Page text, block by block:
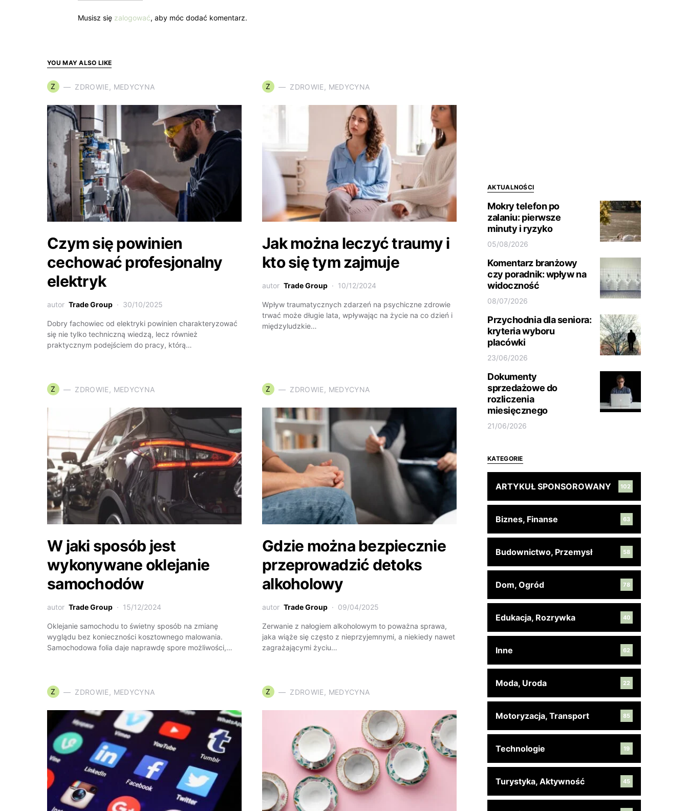
Musisz się zalogować, aby móc dodać komentarz.
YOU MAY ALSO LIKE
Z ZDROWIE, MEDYCYNA
Czym się powinien
cechować profesjonalny
elektryk
autor Trade Group 30/10/2025
Dobry fachowiec od elektryki powinien charakteryzować
się nie tylko techniczną wiedzą, lecz również
praktycznym podejściem do pracy, którą…
Z ZDROWIE, MEDYCYNA
Jak można leczyć traumy i
kto się tym zajmuje
autor Trade Group 10/12/2024
Wpływ traumatycznych zdarzeń na psychiczne zdrowie
trwać może długie lata, wpływając na życie na co dzień i
międzyludzkie…
Z ZDROWIE, MEDYCYNA
W jaki sposób jest
wykonywane oklejanie
samochodów
autor Trade Group 15/12/2024
Oklejanie samochodu to świetny sposób na zmianę
wyglądu bez konieczności kosztownego malowania.
Samochodowa folia daje naprawdę spore możliwości,…
Z ZDROWIE, MEDYCYNA
Gdzie można bezpiecznie
przeprowadzić detoks
alkoholowy
autor Trade Group 09/04/2025
Zerwanie z nałogiem alkoholowym to poważna sprawa,
jaka wiąże się często z nieprzyjemnymi, a niekiedy nawet
zagrażającymi życiu…
Z ZDROWIE, MEDYCYNA Z ZDROWIE, MEDYCYNA
AKTUALNOŚCI
Mokry telefon po
zalaniu: pierwsze
minuty i ryzyko
05/08/2026
Komentarz branżowy
czy poradnik: wpływ na
widoczność
08/07/2026
Przychodnia dla seniora:
kryteria wyboru
placówki
23/06/2026
Dokumenty
sprzedażowe do
rozliczenia
miesięcznego
21/06/2026
KATEGORIE
ARTYKUŁ SPONSOROWANY 102
Biznes, Finanse 63
Budownictwo, Przemysł 58
Dom, Ogród 78
Edukacja, Rozrywka 40
Inne 62
Moda, Uroda 22
Motoryzacja, Transport 85
Technologie 19
Turystyka, Aktywność 45